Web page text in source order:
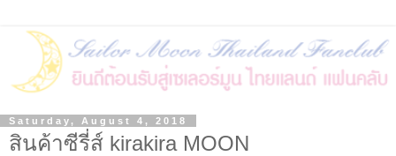
Saturday, August 4, 2018
สินค้าซีรี่ส์ kirakira MOON